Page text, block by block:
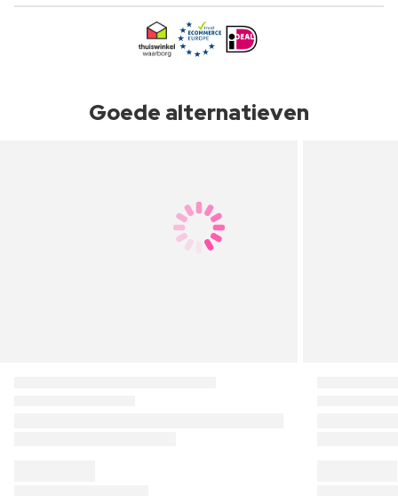
Goede alternatieven